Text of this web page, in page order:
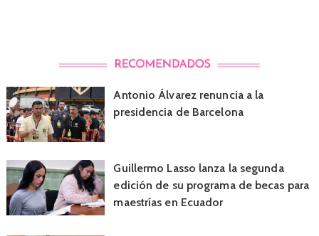
Antonio Álvarez renuncia a la
presidencia de Barcelona
Guillermo Lasso lanza la segunda
edición de su programa de becas para
maestrías en Ecuador